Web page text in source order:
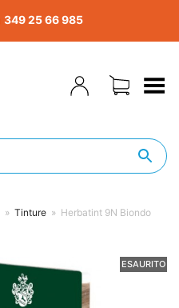
349 25 66 985
Toggle Menu
» Tinture » Herbatint 9N Biondo
ESAURITO